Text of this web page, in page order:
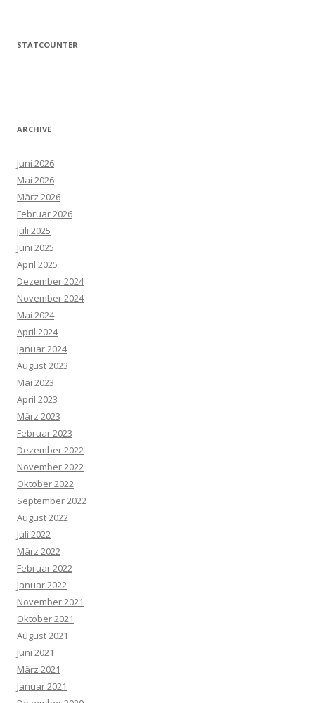
STATCOUNTER
ARCHIVE
Juni 2026
Mai 2026
März 2026
Februar 2026
Juli 2025
Juni 2025
April 2025
Dezember 2024
November 2024
Mai 2024
April 2024
Januar 2024
August 2023
Mai 2023
April 2023
März 2023
Februar 2023
Dezember 2022
November 2022
Oktober 2022
September 2022
August 2022
Juli 2022
März 2022
Februar 2022
Januar 2022
November 2021
Oktober 2021
August 2021
Juni 2021
März 2021
Januar 2021